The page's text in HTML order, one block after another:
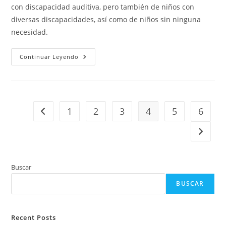
con discapacidad auditiva, pero también de niños con
diversas discapacidades, así como de niños sin ninguna
necesidad.
Continuar Leyendo Colegio
Campestre
Ir a la página anterior
1 2 3 4 5 6
Ir a la
Buscar
BUSCAR
Recent Posts